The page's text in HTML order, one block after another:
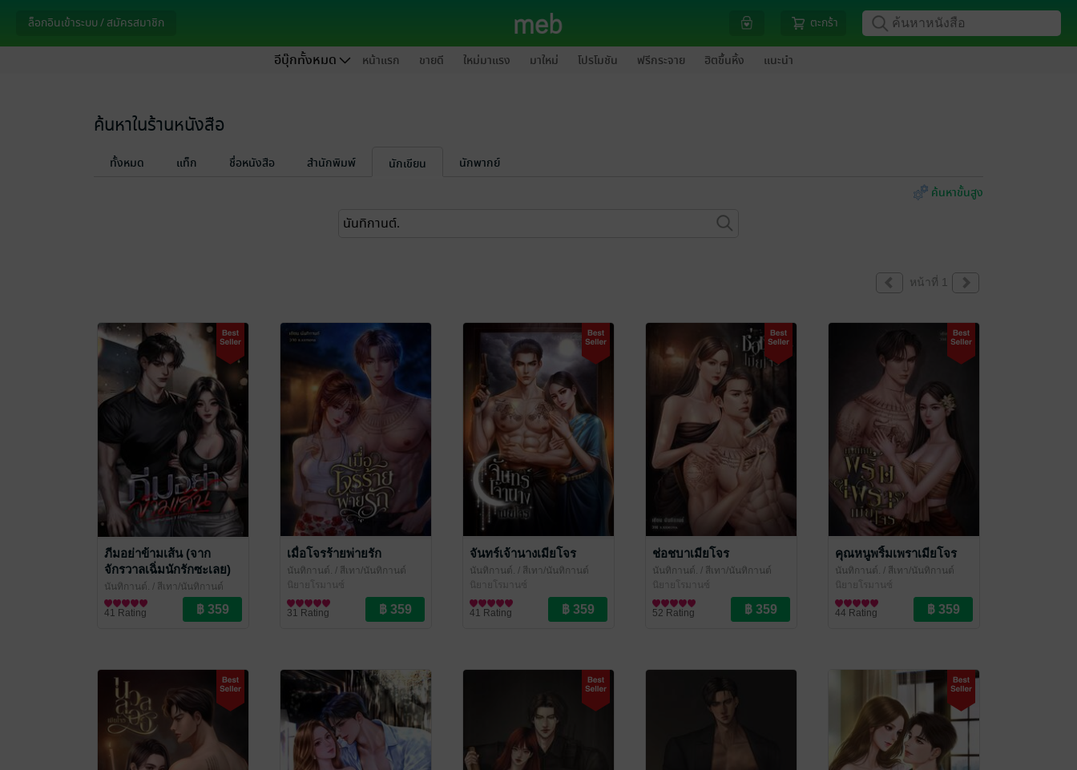
ล็อกอินเข้าระบบ / สมัครสมาชิก ตะกร้า
อีบุ๊กทั้งหมด หน้าแรก ขายดี ใหม่มาแรง มาใหม่ โปรโมชัน ฟรีกระจาย ฮิตขึ้นหิ้ง แนะนำ
ค้นหาในร้านหนังสือ
ทั้งหมด แท็ก ชื่อหนังสือ สำนักพิมพ์ นักเขียน
นักพากย์
ค้นหาขั้นสูง
หน้าที่ 1
ภีมอย่าข้ามเส้น (จาก
จักรวาลเฉิ่มนักรักซะเลย)
นันทิกานต์. / สีเทา/นันทิกานต์
นิยายโรมานซ์
41 Rating
เมื่อโจรร้ายพ่ายรัก
นันทิกานต์. / สีเทา/นันทิกานต์
นิยายโรมานซ์
31 Rating
จันทร์เจ้านางเมียโจร
นันทิกานต์. / สีเทา/นันทิกานต์
นิยายโรมานซ์
41 Rating
ช่อชบาเมียโจร
นันทิกานต์. / สีเทา/นันทิกานต์
นิยายโรมานซ์
52 Rating
คุณหนูพริ้มเพราเมียโจร
นันทิกานต์. / สีเทา/นันทิกานต์
นิยายโรมานซ์
44 Rating